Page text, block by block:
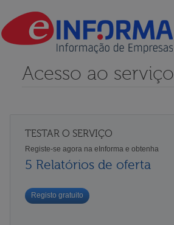
Acesso ao serviço
TESTAR O SERVIÇO
Registe-se agora na eInforma e obtenha
5 Relatórios de oferta
Registo gratuito